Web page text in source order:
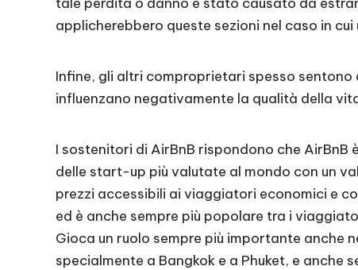
applicherebbero queste sezioni nel caso in
Infine, gli altri comproprietari spesso sentono
influenzano negativamente la qualità della
I sostenitori di AirBnB rispondono che
delle start-up più valutate al mondo con un
prezzi accessibili ai viaggiatori economici e
ed è anche sempre più popolare tra i
Gioca un ruolo sempre più importante anche
specialmente a Bangkok e a Phuket, e anche